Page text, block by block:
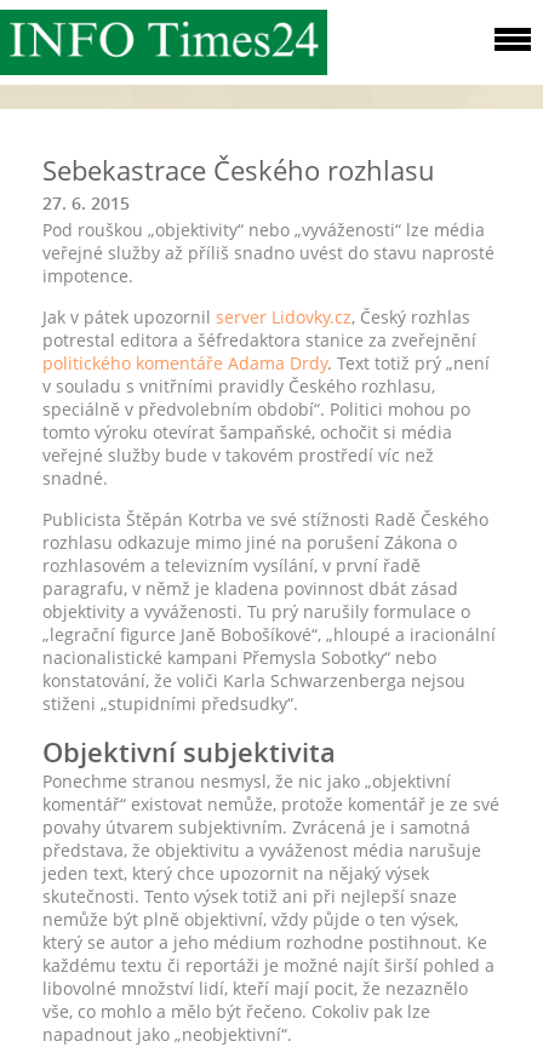
Sebekastrace Českého rozhlasu
27. 6. 2015
Pod rouškou „objektivity“ nebo „vyváženosti“ lze média
veřejné služby až příliš snadno uvést do stavu naprosté
impotence.
Jak v pátek upozornil server Lidovky.cz, Český rozhlas
potrestal editora a šéfredaktora stanice za zveřejnění
politického komentáře Adama Drdy. Text totiž prý „není
v souladu s vnitřními pravidly Českého rozhlasu,
speciálně v předvolebním období“. Politici mohou po
tomto výroku otevírat šampaňské, ochočit si média
veřejné služby bude v takovém prostředí víc než
snadné.
Publicista Štěpán Kotrba ve své stížnosti Radě Českého
rozhlasu odkazuje mimo jiné na porušení Zákona o
rozhlasovém a televizním vysílání, v první řadě
paragrafu, v němž je kladena povinnost dbát zásad
objektivity a vyváženosti. Tu prý narušily formulace o
„legrační figurce Janě Bobošíkové“, „hloupé a iracionální
nacionalistické kampani Přemysla Sobotky“ nebo
konstatování, že voliči Karla Schwarzenberga nejsou
stiženi „stupidními předsudky“.
Objektivní subjektivita
Ponechme stranou nesmysl, že nic jako „objektivní
komentář“ existovat nemůže, protože komentář je ze své
povahy útvarem subjektivním. Zvrácená je i samotná
představa, že objektivitu a vyváženost média narušuje
jeden text, který chce upozornit na nějaký výsek
skutečnosti. Tento výsek totiž ani při nejlepší snaze
nemůže být plně objektivní, vždy půjde o ten výsek,
který se autor a jeho médium rozhodne postihnout. Ke
každému textu či reportáži je možné najít širší pohled a
libovolné množství lidí, kteří mají pocit, že nezaznělo
vše, co mohlo a mělo být řečeno. Cokoliv pak lze
napadnout jako „neobjektivní“.